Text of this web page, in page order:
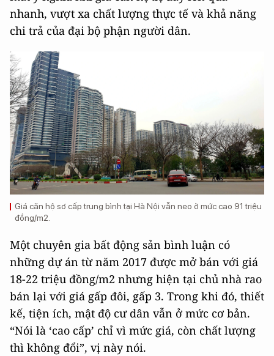
nhanh, vượt xa chất lượng thực tế và khả năng
chi trả của đại bộ phận người dân.
Giá căn hộ sơ cấp trung bình tại Hà Nội vẫn neo ở mức cao 91 triệu
đồng/m2.
Một chuyên gia bất động sản bình luận có
những dự án từ năm 2017 được mở bán với giá
18-22 triệu đồng/m2 nhưng hiện tại chủ nhà rao
bán lại với giá gấp đôi, gấp 3. Trong khi đó, thiết
kế, tiện ích, mật độ cư dân vẫn ở mức cơ bản.
“Nói là ‘cao cấp’ chỉ vì mức giá, còn chất lượng
thì không đổi”, vị này nói.